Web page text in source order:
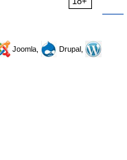
Joomla,
Drupal,